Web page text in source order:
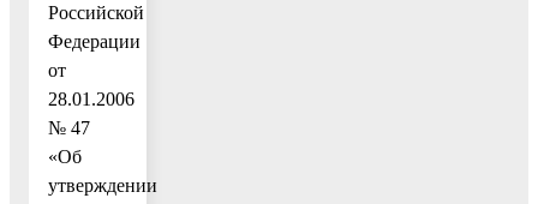
Российской
Федерации
от
28.01.2006
№ 47
«Об
утверждении